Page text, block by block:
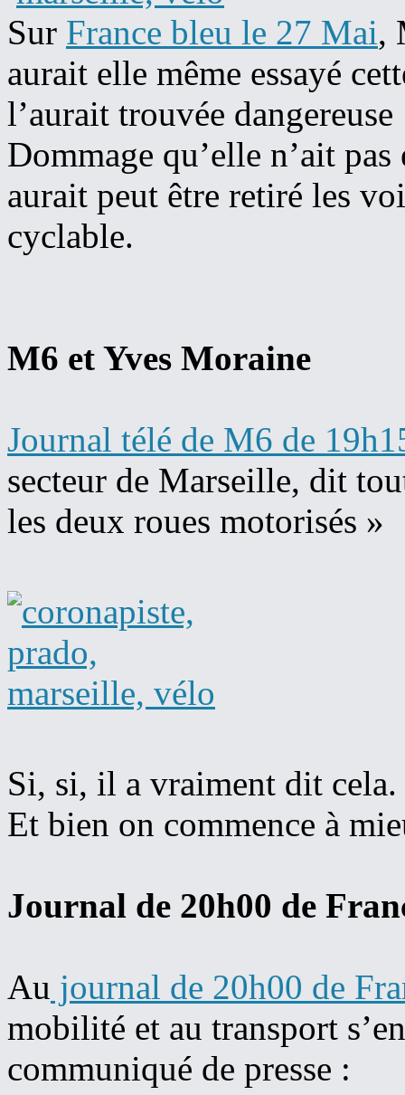
Sur France bleu le 27 Mai,
aurait elle même essayé
l’aurait trouvée dangereuse
Dommage qu’elle n’ait
aurait peut être retiré les
cyclable.
M6 et Yves Moraine
Journal télé de M6 de
secteur de Marseille, dit
les deux roues motorisés »
Si, si, il a vraiment dit cela.
Et bien on commence à
Journal de 20h00 de
Au journal de 20h00 de
mobilité et au transport
communiqué de presse :